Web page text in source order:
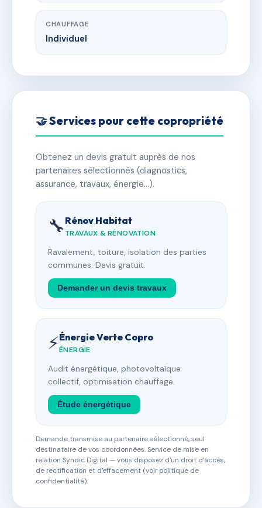
CHAUFFAGE
Individuel
🤝 Services pour cette copropriété
Obtenez un devis gratuit auprès de nos
partenaires sélectionnés (diagnostics,
assurance, travaux, énergie…).
🔧 Rénov Habitat
TRAVAUX & RÉNOVATION
Ravalement, toiture, isolation des parties
communes. Devis gratuit.
Demander un devis travaux
⚡Énergie Verte Copro
ÉNERGIE
Audit énergétique, photovoltaïque
collectif, optimisation chauffage.
Étude énergétique
Demande transmise au partenaire sélectionné, seul
destinataire de vos coordonnées. Service de mise en
relation Syndic Digital — vous disposez d'un droit d'accès,
de rectification et d'effacement (voir politique de
confidentialité).